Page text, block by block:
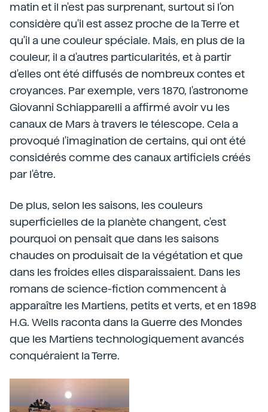
matin et il n'est pas surprenant, surtout si l'on
considère qu'il est assez proche de la Terre et
qu'il a une couleur spéciale. Mais, en plus de la
couleur, il a d'autres particularités, et à partir
d'elles ont été diffusés de nombreux contes et
croyances. Par exemple, vers 1870, l'astronome
Giovanni Schiapparelli a affirmé avoir vu les
canaux de Mars à travers le télescope. Cela a
provoqué l'imagination de certains, qui ont été
considérés comme des canaux artificiels créés
par l'être.
De plus, selon les saisons, les couleurs
superficielles de la planète changent, c'est
pourquoi on pensait que dans les saisons
chaudes on produisait de la végétation et que
dans les froides elles disparaissaient. Dans les
romans de science-fiction commencent à
apparaître les Martiens, petits et verts, et en 1898
H.G. Wells raconta dans la Guerre des Mondes
que les Martiens technologiquement avancés
conquéraient la Terre.